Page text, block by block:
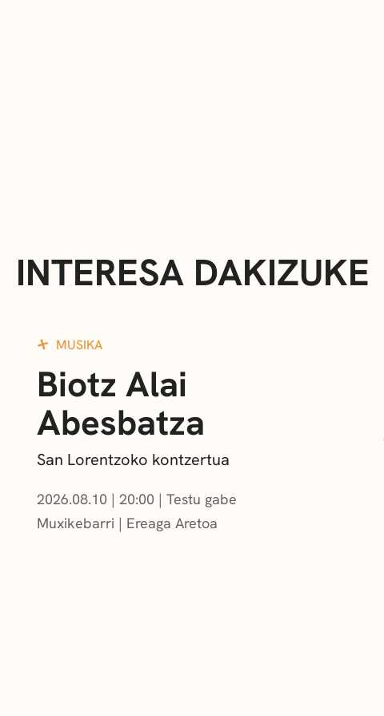
INTERESA DAKIZUKE
MUSIKA
Biotz Alai
Abesbatza
San Lorentzoko kontzertua
2026.08.10 | 20:00
Testu gabe
Muxikebarri | Ereaga Aretoa